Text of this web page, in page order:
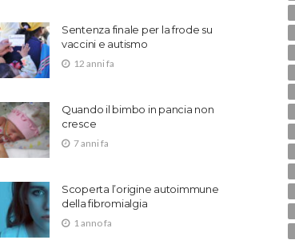
Sentenza finale per la frode su
vaccini e autismo
12 anni fa
Quando il bimbo in pancia non
cresce
7 anni fa
Scoperta l’origine autoimmune
della fibromialgia
1 anno fa